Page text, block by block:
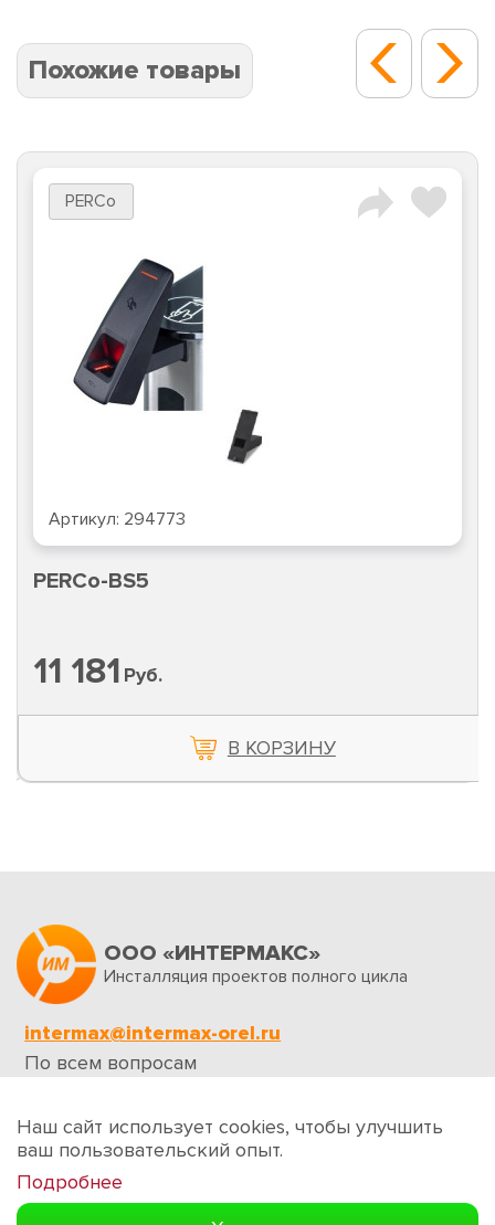
Похожие товары
PERCo
Артикул: 294773
PERCo-BS5
11 181 Руб.
В КОРЗИНУ
ООО «ИНТЕРМАКС»
Инсталляция проектов полного цикла
intermax@intermax-orel.ru
По всем вопросам
Обратная связь
Наш сайт использует cookies, чтобы улучшить
ваш пользовательский опыт.
Подробнее